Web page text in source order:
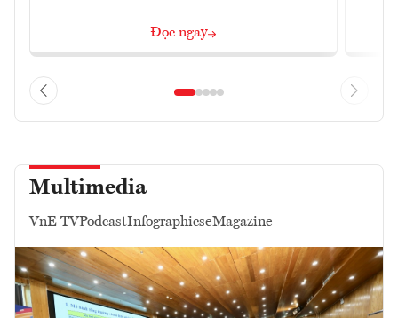
Đọc ngay
Multimedia
VnE TVPodcastInfographicseMagazine